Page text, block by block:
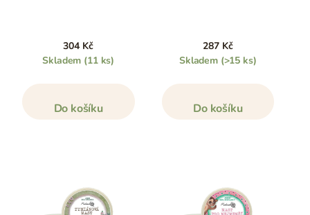
304 Kč
Skladem (11 ks)
Do košíku
287 Kč
Skladem (>15 ks)
Do košíku